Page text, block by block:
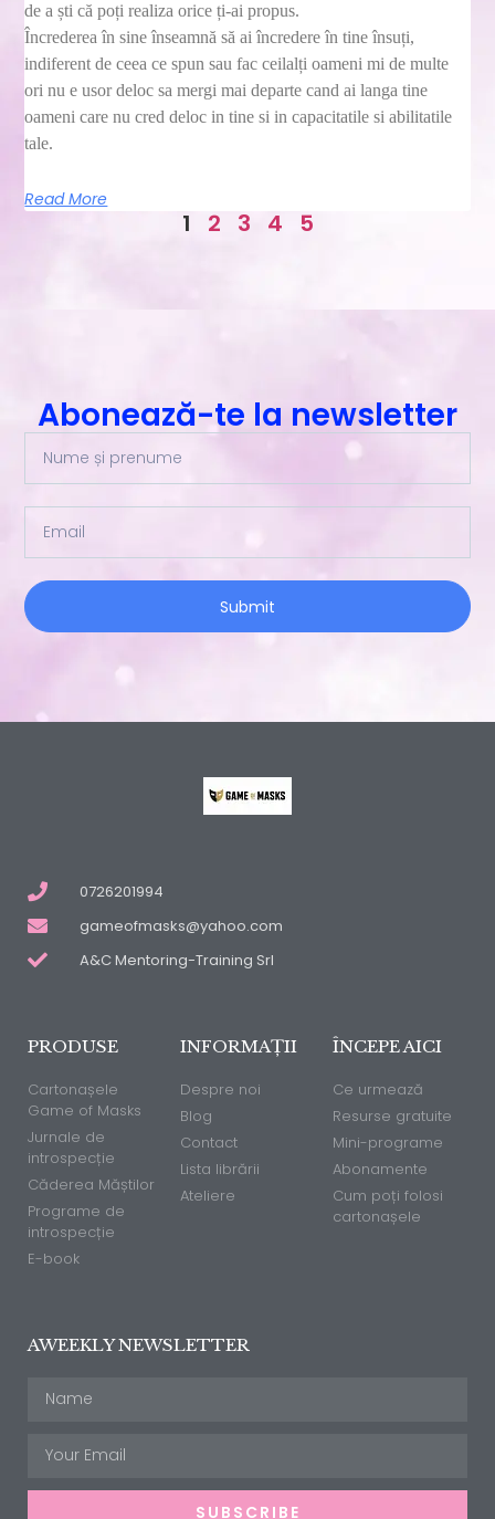
de a ști că poți realiza orice ți-ai propus.
Încrederea în sine înseamnă să ai încredere în tine însuți,
indiferent de ceea ce spun sau fac ceilalți oameni mi de multe
ori nu e usor deloc sa mergi mai departe cand ai langa tine
oameni care nu cred deloc in tine si in capacitatile si abilitatile
tale.
Read More
1 2 3 4 5
Abonează-te la newsletter
Submit
0726201994
gameofmasks@yahoo.com
A&C Mentoring-Training Srl
PRODUSE
Cartonașele
Game of Masks
Jurnale de
introspecție
Căderea Măștilor
Programe de
introspecție
E-book
INFORMAȚII
Despre noi
Blog
Contact
Lista librării
Ateliere
ÎNCEPE AICI
Ce urmează
Resurse gratuite
Mini-programe
Abonamente
Cum poți folosi
cartonașele
AWEEKLY NEWSLETTER
SUBSCRIBE